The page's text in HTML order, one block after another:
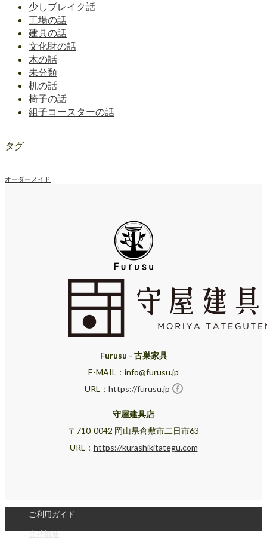
少しブレイク話
工場の話
建具の話
文化財の話
木の話
未分類
机の話
椅子の話
組子コースターの話
タグ
オーダーメイド
Furusu - 古巣家具
E-MAIL：info@furusu.jp
URL： https://furusu.jp
守屋建具店
〒710-0042 岡山県倉敷市二日市63
URL： https://kurashikitategu.com
ご利用ガイド
会社概要